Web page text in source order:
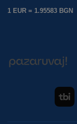
1 EUR = 1.95583 BGN